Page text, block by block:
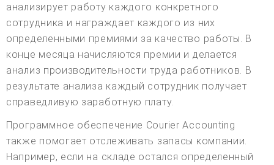
анализирует работу каждого конкретного
сотрудника и награждает каждого из них
определенными премиями за качество работы. В
конце месяца начисляются премии и делается
анализ производительности труда работников. В
результате анализа каждый сотрудник получает
справедливую заработную плату.
Программное обеспечение Courier Accounting
также помогает отслеживать запасы компании.
Например, если на складе остался определенный